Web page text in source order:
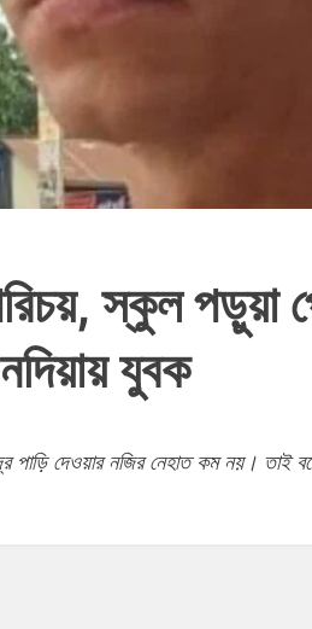
স্কুল পড়ুয়া
যুবক
পাড়ি দেওয়ার নজির নেহাত কম নয়। তাই